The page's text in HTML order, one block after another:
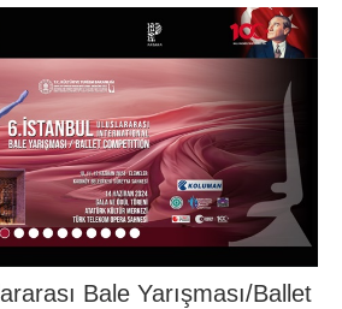
Bale Yarışması/Ballet